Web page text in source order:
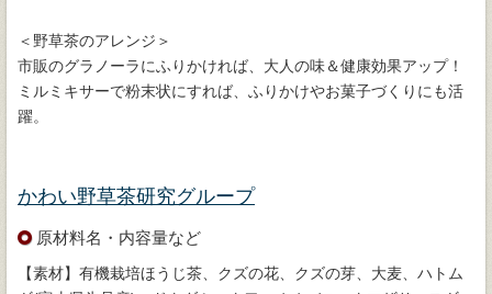
＜野草茶のアレンジ＞
市販のグラノーラにふりかければ、大人の味＆健康効果アップ！
ミルミキサーで粉末状にすれば、ふりかけやお菓子づくりにも活
躍。
かわい野草茶研究グループ
原材料名・内容量など
【素材】有機栽培ほうじ茶、クズの花、クズの芽、大麦、ハトム